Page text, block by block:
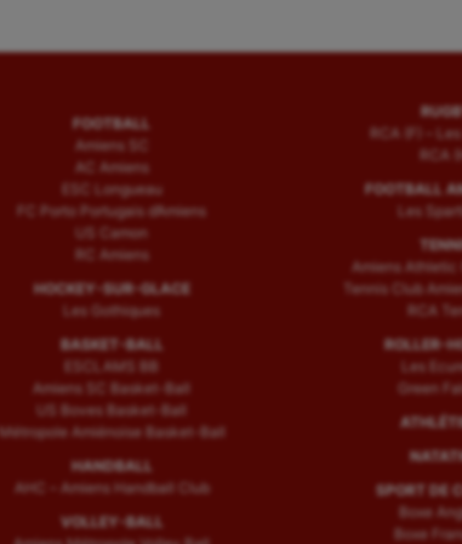
FOOTBALL
Amiens SC
AC Amiens
ESC Longueau
FC Porto Portugais d’Amiens
US Camon
RC Amiens
HOCKEY-SUR-GLACE
Les Gothiques
BASKET-BALL
ESCLAMS BB
Amiens SC Basket-Ball
US Boves Basket-Ball
Métropole Amiénoise Basket-Ball
HANDBALL
AHC – Amiens Handball Club
VOLLEY-BALL
RCA (F) –
RCA
FOOTBALL
Les
Amiens Athletic
Tennis Club
RCA
ROLLER-
Les
Green
SPORT DE
Boxe
Boxe